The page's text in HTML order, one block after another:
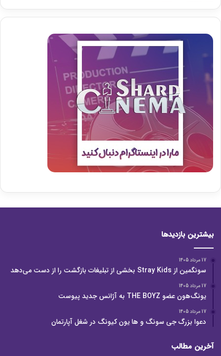
بیشترین بازدیدها
17 مرداد 1405
سونگمین از Stray Kids بخشی از تبلیغات بازگشت را از دست می‌دهد
17 مرداد 1405
یونگ‌هون عضو THE BOYZ به آژانس جدید پیوست
17 مرداد 1405
دعوا بزرگ جی سونگ و ها یون کیونگ در شغل آپارتمان
آخرین مطالب